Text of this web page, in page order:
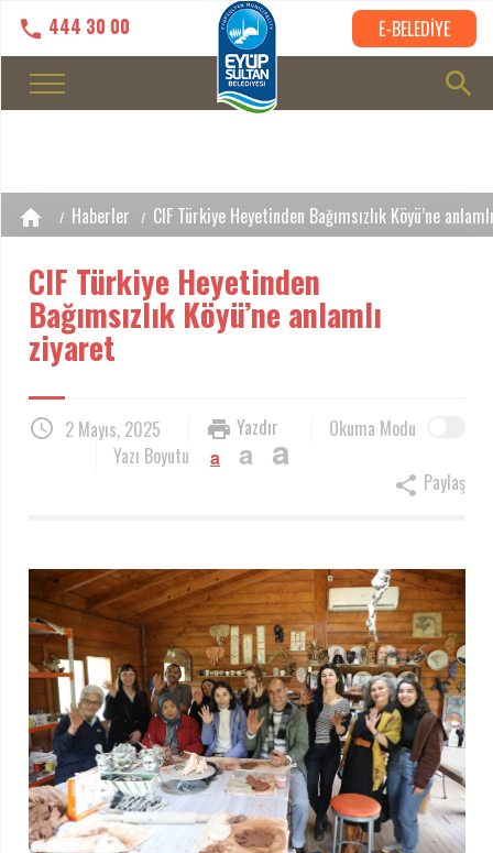
444 30 00 E-BELEDİYE
Haberler CIF Türkiye Heyetinden Bağımsızlık Köyü’ne
CIF Türkiye Heyetinden
Bağımsızlık Köyü’ne anlamlı
ziyaret
2 Mayıs, 2025 Okuma Modu
Yazdır
Yazı Boyutu
a a a
Paylaş